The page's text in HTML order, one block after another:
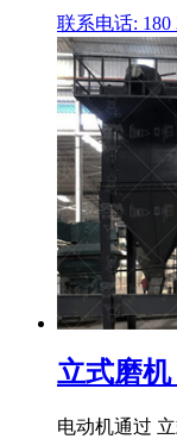
联系电话: 180
立式磨
电动机通过